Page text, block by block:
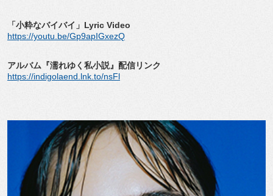
「小粋なバイバイ」Lyric Video
https://youtu.be/Gp9apIGxezQ
アルバム『濡れゆく私小説』配信リンク
https://indigolaend.lnk.to/nsFl